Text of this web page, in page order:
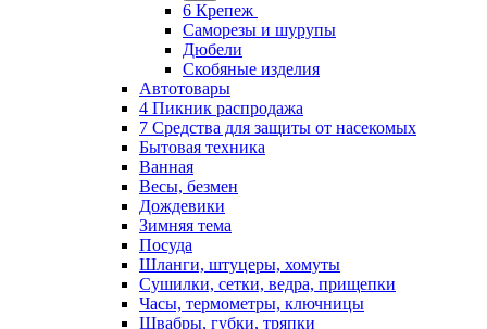
6 Крепеж
Саморезы и шурупы
Дюбели
Скобяные изделия
Автотовары
4 Пикник распродажа
7 Средства для защиты от насекомых
Бытовая техника
Ванная
Весы, безмен
Дождевики
Зимняя тема
Посуда
Шланги, штуцеры, хомуты
Сушилки, сетки, ведра, прищепки
Часы, термометры, ключницы
Швабры, губки, тряпки